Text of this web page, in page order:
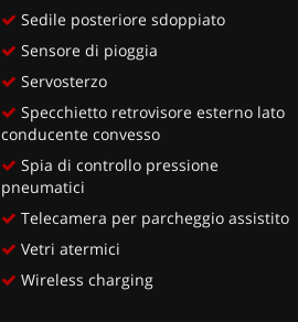
Sedile posteriore sdoppiato
Sensore di pioggia
Servosterzo
Specchietto retrovisore esterno lato
conducente convesso
Spia di controllo pressione
pneumatici
Telecamera per parcheggio assistito
Vetri atermici
Wireless charging